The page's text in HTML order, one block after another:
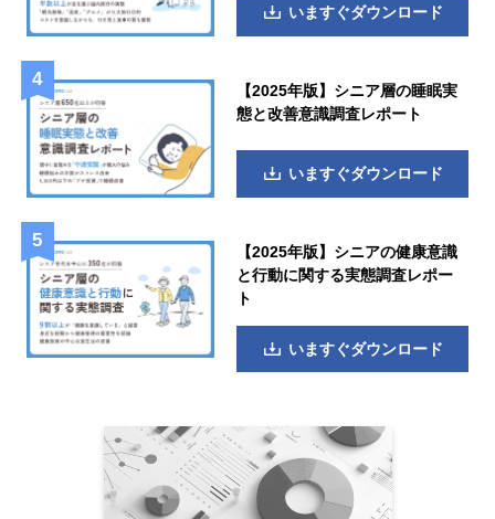
いますぐダウンロード
【2025年版】シニア層の睡眠実
態と改善意識調査レポート
いますぐダウンロード
【2025年版】シニアの健康意識
と行動に関する実態調査レポー
ト
いますぐダウンロード